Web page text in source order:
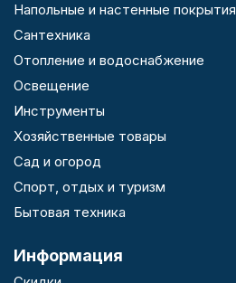
Напольные и настенные покрытия
Сантехника
Отопление и водоснабжение
Освещение
Инструменты
Хозяйственные товары
Сад и огород
Спорт, отдых и туризм
Бытовая техника
Информация